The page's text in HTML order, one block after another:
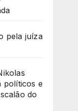
pela juíza
políticos e
do